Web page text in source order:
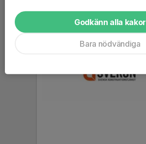
Godkänn alla kakor
Bara nödvändiga